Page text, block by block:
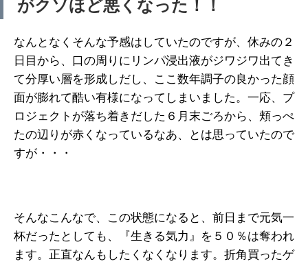
がクソほど悪くなった！！
なんとなくそんな予感はしていたのですが、休みの２
日目から、口の周りにリンパ浸出液がジワジワ出てき
て分厚い層を形成しだし、ここ数年調子の良かった顔
面が膨れて酷い有様になってしまいました。一応、プ
ロジェクトが落ち着きだした６月末ごろから、頬っぺ
たの辺りが赤くなっているなあ、とは思っていたので
すが・・・
そんなこんなで、この状態になると、前日まで元気一
杯だったとしても、『生きる気力』を５０％は奪われ
ます。正直なんもしたくなくなります。折角買ったゲ